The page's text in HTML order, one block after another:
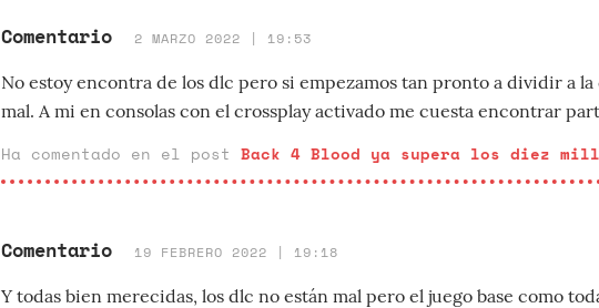
Comentario 2 MARZO 2022 | 19:53
No estoy encontra de los dlc pero si empezamos tan pronto a dividir a
mal. A mi en consolas con el crossplay activado me cuesta encontrar
Ha comentado en el post Back 4 Blood ya supera los diez
Comentario 19 FEBRERO 2022 | 19:18
Y todas bien merecidas, los dlc no están mal pero el juego base como